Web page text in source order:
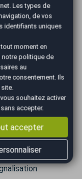
Les types de
de vos
identifiants uniques
moment en
notre politique de
au
consentement. Ils
souhaitez activer
accepter.
accepter